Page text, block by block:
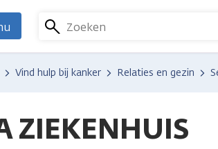
Zoeken
Vind hulp bij kanker Relaties en gezin
ZIEKENHUIS